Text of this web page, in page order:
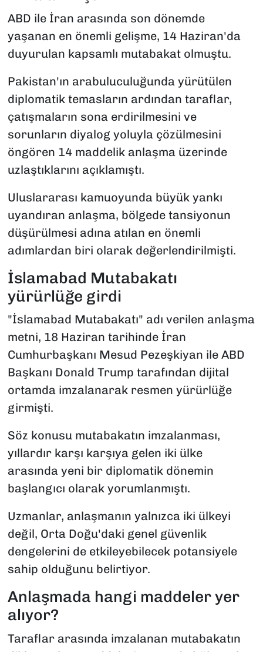
ABD ile İran arasında son dönemde
yaşanan en önemli gelişme, 14 Haziran'da
duyurulan kapsamlı mutabakat olmuştu.
Pakistan'ın arabuluculuğunda yürütülen
diplomatik temasların ardından taraflar,
çatışmaların sona erdirilmesini ve
sorunların diyalog yoluyla çözülmesini
öngören 14 maddelik anlaşma üzerinde
uzlaştıklarını açıklamıştı.
Uluslararası kamuoyunda büyük yankı
uyandıran anlaşma, bölgede tansiyonun
düşürülmesi adına atılan en önemli
adımlardan biri olarak değerlendirilmişti.
İslamabad Mutabakatı
yürürlüğe girdi
"İslamabad Mutabakatı" adı verilen anlaşma
metni, 18 Haziran tarihinde İran
Cumhurbaşkanı Mesud Pezeşkiyan ile ABD
Başkanı Donald Trump tarafından dijital
ortamda imzalanarak resmen yürürlüğe
girmişti.
Söz konusu mutabakatın imzalanması,
yıllardır karşı karşıya gelen iki ülke
arasında yeni bir diplomatik dönemin
başlangıcı olarak yorumlanmıştı.
Uzmanlar, anlaşmanın yalnızca iki ülkeyi
değil, Orta Doğu'daki genel güvenlik
dengelerini de etkileyebilecek potansiyele
sahip olduğunu belirtiyor.
Anlaşmada hangi maddeler yer
alıyor?
Taraflar arasında imzalanan mutabakatın